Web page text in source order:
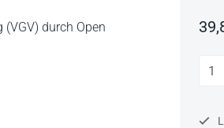
durch Open